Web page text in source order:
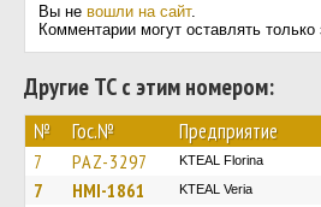
Вы не вошли на сайт.
Комментарии могут оставлять
Другие ТС с этим номером:
№ Гос.№ Предприятие
7 PAZ-3297 KTEAL Florina
7 HMI-1861 KTEAL Veria